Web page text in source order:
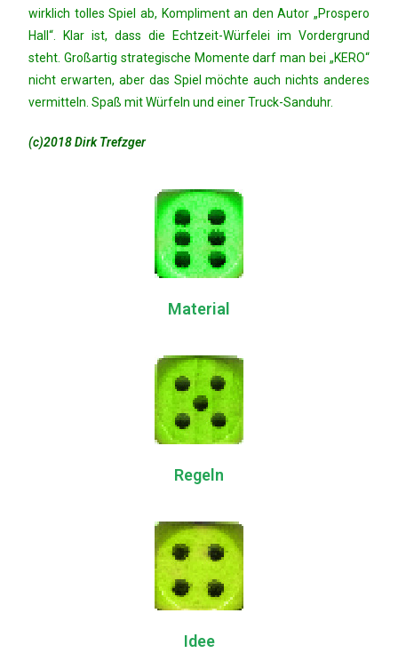
wirklich tolles Spiel ab, Kompliment an den Autor „Prospero
Hall“. Klar ist, dass die Echtzeit-Würfelei im Vordergrund
steht. Großartig strategische Momente darf man bei „KERO“
nicht erwarten, aber das Spiel möchte auch nichts anderes
vermitteln. Spaß mit Würfeln und einer Truck-Sanduhr.
(c)2018 Dirk Trefzger
Material
Regeln
Idee